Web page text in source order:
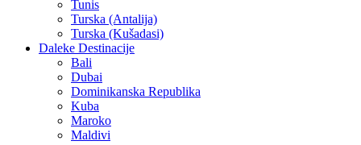
Tunis
Turska (Antalija)
Turska (Kušadasi)
Daleke Destinacije
Bali
Dubai
Dominikanska Republika
Kuba
Maroko
Maldivi